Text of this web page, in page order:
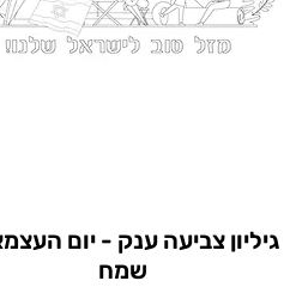
גיליון צביעה ענק - יום
שמח